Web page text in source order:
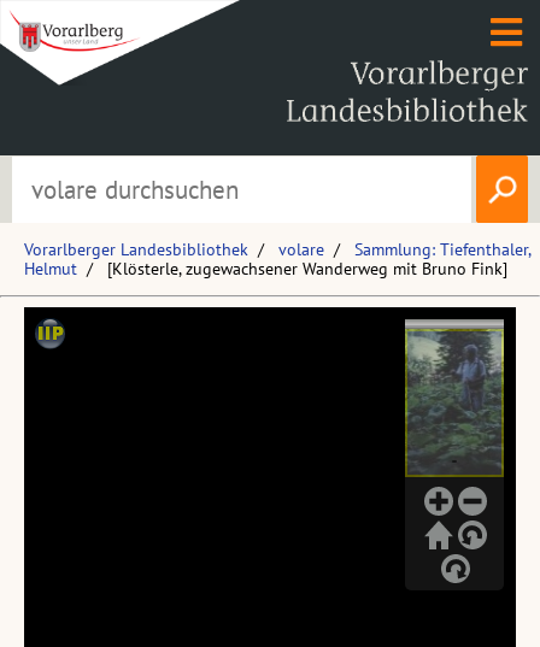
Vorarlberger Landesbibliothek volare
Sammlung: Tiefenthaler,
Helmut
[Klösterle, zugewachsener Wanderweg mit Bruno Fink]